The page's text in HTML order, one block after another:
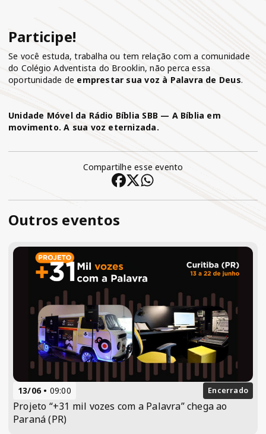
Participe!
Se você estuda, trabalha ou tem relação com a comunidade
do Colégio Adventista do Brooklin, não perca essa
oportunidade de emprestar sua voz à Palavra de Deus.
Unidade Móvel da Rádio Bíblia SBB — A Bíblia em
movimento. A sua voz eternizada.
Outros eventos
13/06 09:00 Encerrado
Projeto “+31 mil vozes com a Palavra” chega ao
Paraná (PR)
Compartilhe esse evento